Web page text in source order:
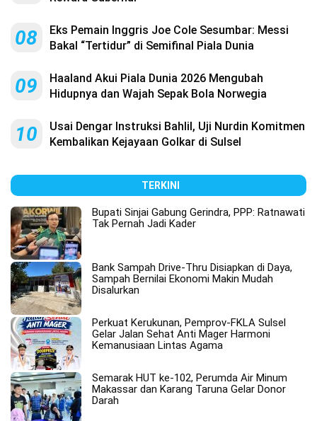
08
Eks Pemain Inggris Joe Cole Sesumbar: Messi
Bakal “Tertidur” di Semifinal Piala Dunia
09
Haaland Akui Piala Dunia 2026 Mengubah
Hidupnya dan Wajah Sepak Bola Norwegia
10
Usai Dengar Instruksi Bahlil, Uji Nurdin Komitmen
Kembalikan Kejayaan Golkar di Sulsel
TERKINI
Bupati Sinjai Gabung Gerindra, PPP: Ratnawati
Tak Pernah Jadi Kader
Bank Sampah Drive-Thru Disiapkan di Daya,
Sampah Bernilai Ekonomi Makin Mudah
Disalurkan
Perkuat Kerukunan, Pemprov-FKLA Sulsel
Gelar Jalan Sehat Anti Mager Harmoni
Kemanusiaan Lintas Agama
Semarak HUT ke-102, Perumda Air Minum
Makassar dan Karang Taruna Gelar Donor
Darah